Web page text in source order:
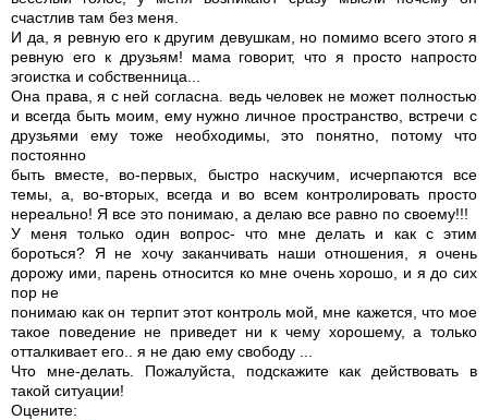
счастлив там без меня.
И да, я ревную его к другим девушкам, но помимо всего этого я
ревную его к друзьям! мама говорит, что я просто напросто
эгоистка и собственница...
Она права, я с ней согласна. ведь человек не может полностью
и всегда быть моим, ему нужно личное пространство, встречи с
друзьями ему тоже необходимы, это понятно, потому что
постоянно
быть вместе, во-первых, быстро наскучим, исчерпаются все
темы, а, во-вторых, всегда и во всем контролировать просто
нереально! Я все это понимаю, а делаю все равно по своему!!!
У меня только один вопрос- что мне делать и как с этим
бороться? Я не хочу заканчивать наши отношения, я очень
дорожу ими, парень относится ко мне очень хорошо, и я до сих
пор не
понимаю как он терпит этот контроль мой, мне кажется, что мое
такое поведение не приведет ни к чему хорошему, а только
отталкивает его.. я не даю ему свободу ...
Что мне-делать. Пожалуйста, подскажите как действовать в
такой ситуации!
Оцените: